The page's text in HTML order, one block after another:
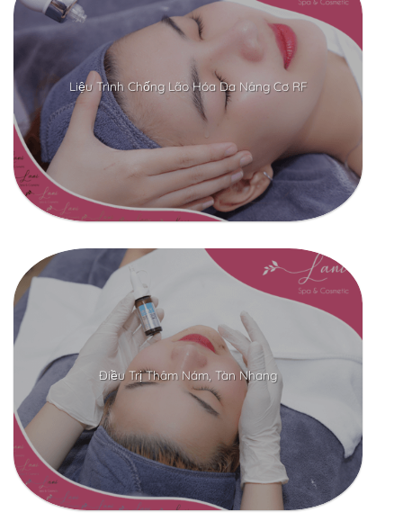
Liệu Trình Chống Lão Hóa Da Nâng Cơ RF
Điều Trị Thâm Nám, Tàn Nhang